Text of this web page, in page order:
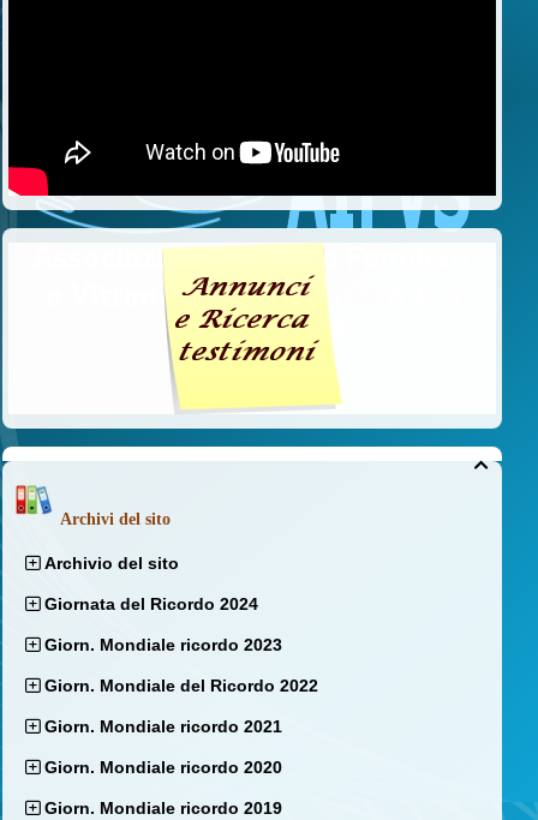

Archivi del sito
Archivio del sito
Giornata del Ricordo 2024
Giorn. Mondiale ricordo 2023
Giorn. Mondiale del Ricordo 2022
Giorn. Mondiale ricordo 2021
Giorn. Mondiale ricordo 2020
Giorn. Mondiale ricordo 2019